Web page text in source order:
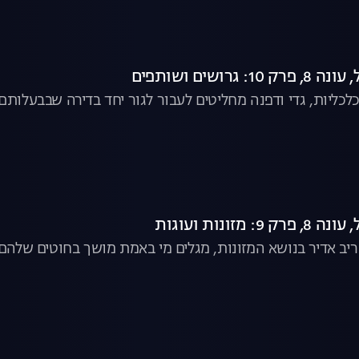
ושותפים
גדי ודפנה מחליטים לעבור לגור יחד בדירה
ועוגות
אדיר בנושא המזונות, מגלים מי באמת מושך בחוטים